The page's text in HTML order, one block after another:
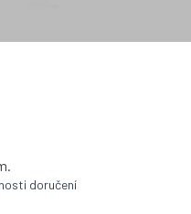
doručení